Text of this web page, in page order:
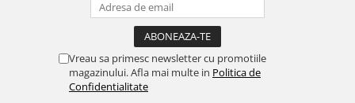
Vreau sa primesc newsletter cu promotiile
magazinului. Afla mai multe in Politica de
Confidentialitate